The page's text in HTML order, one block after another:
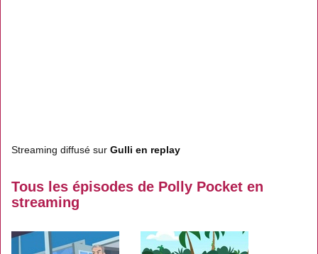
Streaming diffusé sur Gulli en replay
Tous les épisodes de Polly Pocket en
streaming